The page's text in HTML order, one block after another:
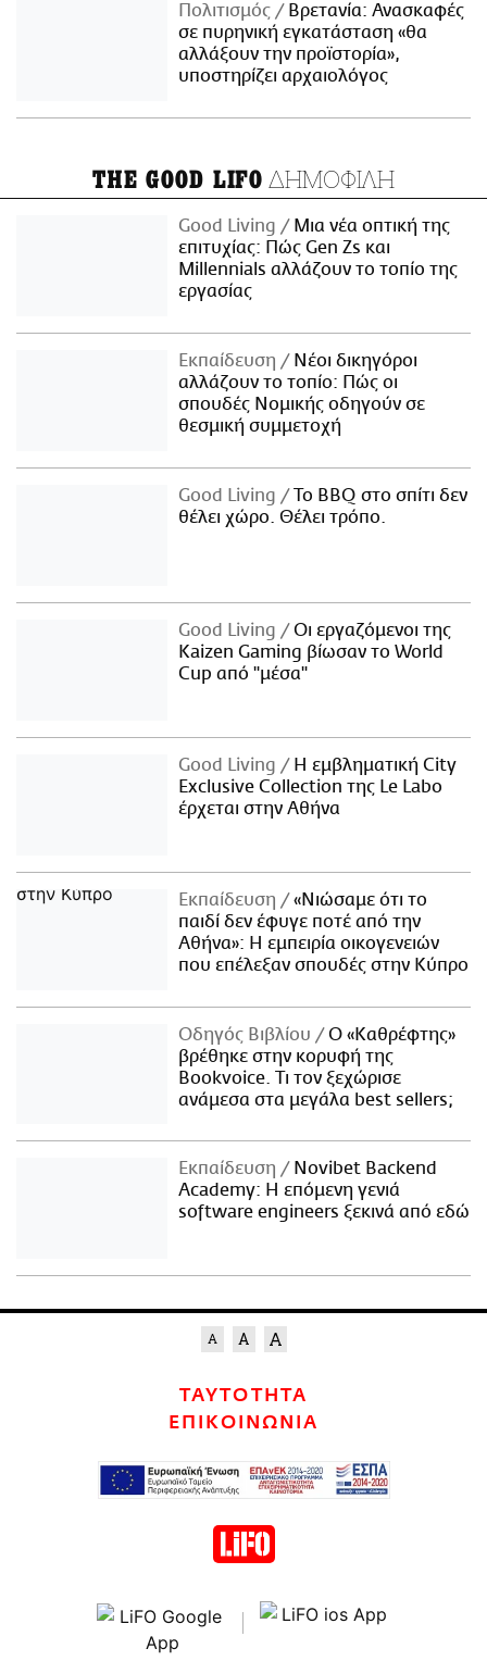
Πολιτισμός
Βρετανία: Ανασκαφές
σε πυρηνική εγκατάσταση «θα
αλλάξουν την προϊστορία»,
υποστηρίζει αρχαιολόγος
THE GOOD LIFO ΔΗΜΟΦΙΛΗ
Good Living
Μια νέα οπτική της
επιτυχίας: Πώς Gen Zs και
Millennials αλλάζουν το τοπίο της
εργασίας
Εκπαίδευση
Νέοι δικηγόροι
αλλάζουν το τοπίο: Πώς οι
σπουδές Νομικής οδηγούν σε
θεσμική συμμετοχή
Good Living
Το BBQ στο σπίτι δεν
θέλει χώρο. Θέλει τρόπο.
Good Living
Οι εργαζόμενοι της
Kaizen Gaming βίωσαν το World
Cup από "μέσα"
Good Living
Η εμβληματική City
Exclusive Collection της Le Labo
έρχεται στην Αθήνα
Εκπαίδευση
«Νιώσαμε ότι το
παιδί δεν έφυγε ποτέ από την
Αθήνα»: Η εμπειρία οικογενειών
που επέλεξαν σπουδές στην Κύπρο
Οδηγός Βιβλίου
Ο «Καθρέφτης»
βρέθηκε στην κορυφή της
Bookvoice. Τι τον ξεχώρισε
ανάμεσα στα μεγάλα best sellers;
Εκπαίδευση
Novibet Backend
Academy: Η επόμενη γενιά
software engineers ξεκινά από εδώ
ΤΑΥΤΟΤΗΤΑ
ΕΠΙΚΟΙΝΩΝΙΑ